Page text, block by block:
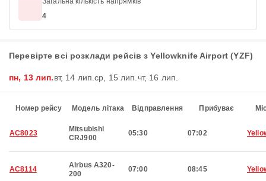
4
Перевірте всі розклади рейсів з Yellowknife Airport (YZF)
пн, 13 лип.вт, 14 лип.ср, 15 лип. чт, 16 лип.
Номер рейсу Модель літака Відправлення Прибуває
AC8023
Mitsubishi
CRJ900
05:30 07:02
AC8114
Airbus A320-
200
07:00 08:45